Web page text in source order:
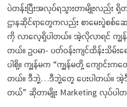
ပဲတန်းပြီးအလုပ်ရသွားတာမျိုးလည်း
ဌာနဆိုင်ရာတွေကလည်း စာမေးပွဲစစ်ဆ
ကို လာလေ့ရှိပါတယ်။ အဲ့လိုလာရင် ကျွ
တယ်။ ဥပမာ- ပတ်ဝန်းကျင်ထိန်းသိမ်း
ပါစို့။ ကျွန်မက “ကျွန်မတို့ ကျောင်းက
တယ်။ ဒီဘွဲ့…ဒီဘွဲ့တွေ ပေးပါတယ်။ အဲ့
တယ်” ဆိုတာမျိုး Marketing လုပ်ပါ